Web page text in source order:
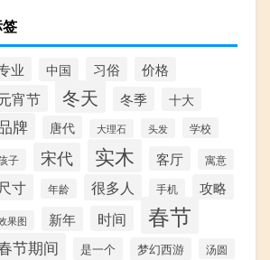
业 中国 习俗 价格
宵节 冬天 冬季 十大
牌 唐代 大理石 头发 学校
子 宋代 实木 客厅 寓意
尺寸 年龄 很多人 手机 攻略
果图 新年 时间 春节
节期间 是一个 梦幻西游 汤圆